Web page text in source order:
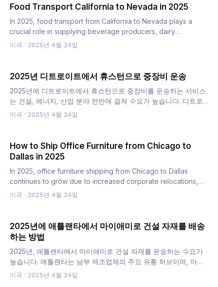
Food Transport California to Nevada in 2025
In 2025, food transport from California to Nevada plays a
crucial role in supplying beverage producers, dairy
processors…
미국 · 2025년 4월 24일
2025년 디트로이트에서 휴스턴으로 중장비 운송
2025년에 디트로이트에서 휴스턴으로 중장비를 운송하는 서비스
는 건설, 에너지, 산업 분야 전반에 걸쳐 수요가 높습니다. 디트로
이트 제조업체는 CNC 기계, 프레스 기계, 지게차와 같은 장비를
미국 · 2025년 4월 24일
How to Ship Office Furniture from Chicago to
Dallas in 2025
In 2025, office furniture shipping from Chicago to Dallas
continues to grow due to increased corporate relocations,
B2B…
미국 · 2025년 4월 24일
2025년에 애틀랜타에서 마이애미로 건설 자재를 배송
하는 방법
2025년, 애틀랜타에서 마이애미로 건설 자재를 운송하는 수요가
높습니다. 애틀랜타는 남부 제조업체의 주요 유통 허브이며, 마이
애미는
미국 · 2025년 4월 24일